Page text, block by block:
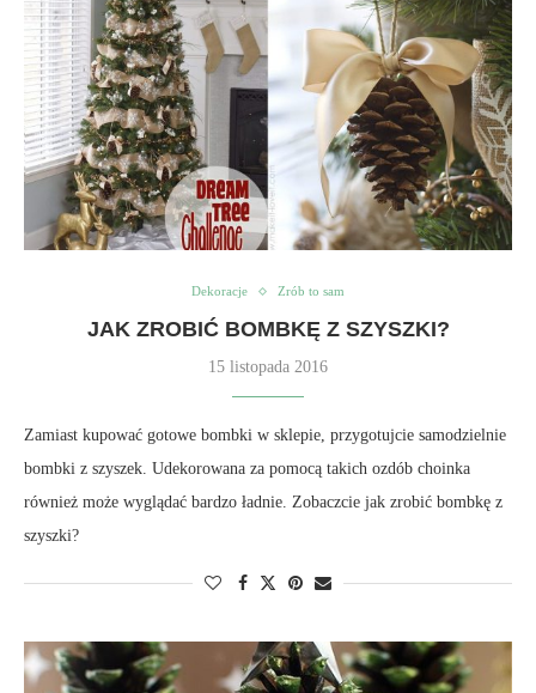
Dekoracje Zrób to sam
JAK ZROBIĆ BOMBKĘ Z SZYSZKI?
15 listopada 2016
Zamiast kupować gotowe bombki w sklepie, przygotujcie samodzielnie
bombki z szyszek. Udekorowana za pomocą takich ozdób choinka
również może wyglądać bardzo ładnie. Zobaczcie jak zrobić bombkę z
szyszki?